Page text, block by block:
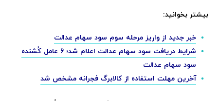
بیشتر بخوانید:
خبر جدید از واریز مرحله سوم سود سهام عدالت
شرایط دریافت سود سهام عدالت اعلام شد؛ 6 عامل کُشنده
سود سهام عدالت
آخرین مهلت استفاده از کالابرگ فجرانه مشخص شد